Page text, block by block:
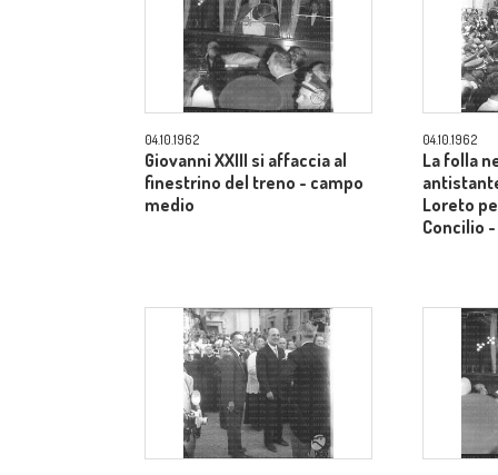
04.10.1962
Giovanni XXIII si affaccia al
finestrino del treno - campo
medio
04.10.1962
La folla
Loreto
Concilio